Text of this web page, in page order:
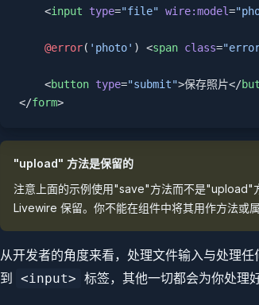
    <
input type="file" wire:model=
    @error
( 'photo' ) <span class=
    <
button type="submit">保存照片</
</form>
"upload" 方法是保留的
注意上面的示例使用"save"方法而不是
Livewire 保留。你不能在组件中将其用作方法或属
从开发者的角度来看，处理文件输入与处理
到
<input> 标签，其他一切都会为你处理好